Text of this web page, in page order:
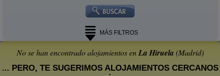
MÁS FILTROS
No se han encontrado alojamientos enLa Hiruela (Madrid)
... PERO, TE SUGERIMOS ALOJAMIENTOS CERCANOS